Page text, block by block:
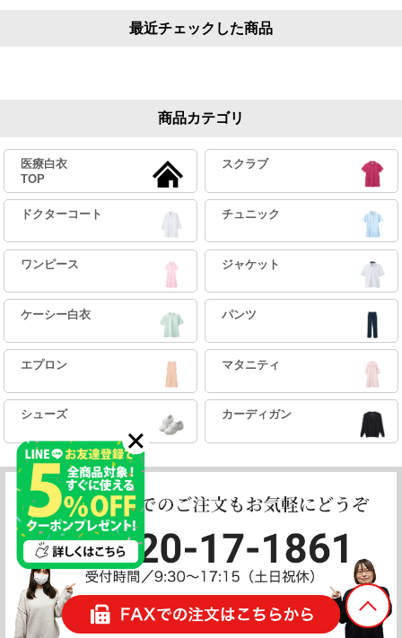
最近チェックした商品
商品カテゴリ
医療白衣
TOP
スクラブ
ドクターコート チュニック
ワンピース ジャケット
ケーシー白衣 パンツ
エプロン マタニティ
シューズ カーディガン